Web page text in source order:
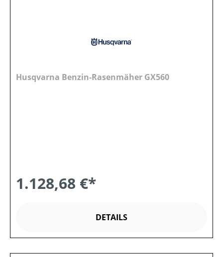
Husqvarna Benzin-Rasenmäher GX560
1.128,68 €*
DETAILS